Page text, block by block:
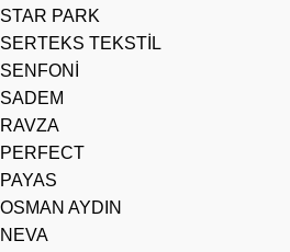
STAR PARK
SERTEKS TEKSTİL
SENFONİ
SADEM
RAVZA
PERFECT
PAYAS
OSMAN AYDIN
NEVA